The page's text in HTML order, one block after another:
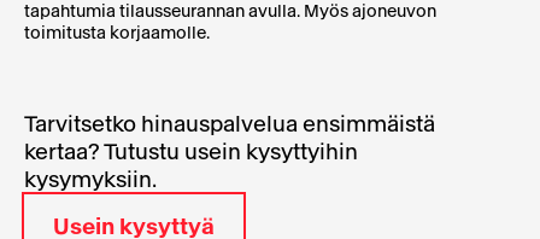
tapahtumia tilausseurannan avulla. Myös ajoneuvon
toimitusta korjaamolle.
Tarvitsetko hinauspalvelua ensimmäistä
kertaa? Tutustu usein kysyttyihin
kysymyksiin.
Usein kysyttyä